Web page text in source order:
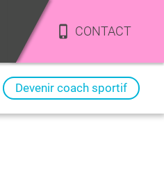
CONTACT
Devenir coach sportif